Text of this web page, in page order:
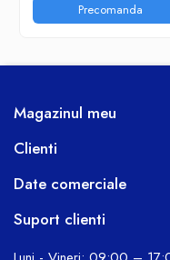
Precomanda
Magazinul meu
Clienti
Date comerciale
Suport clienti